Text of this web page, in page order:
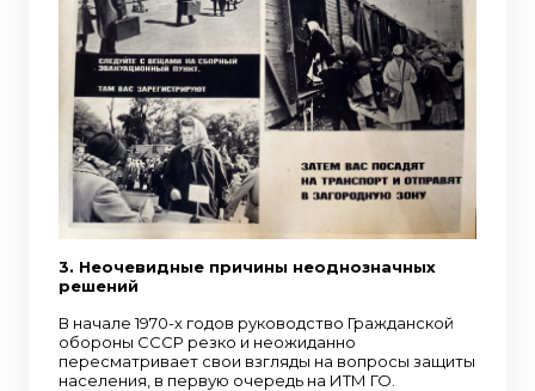
3. Неочевидные причины неоднозначных
решений
В начале 1970-х годов руководство Гражданской
обороны СССР резко и неожиданно
пересматривает свои взгляды на вопросы защиты
населения, в первую очередь на ИТМ ГО.